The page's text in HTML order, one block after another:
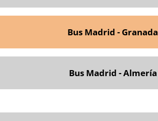
Bus Madrid - Granada
Bus Madrid - Almería